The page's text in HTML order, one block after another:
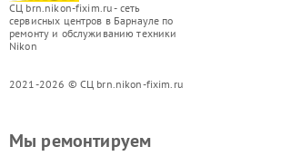
СЦ brn.nikon-fixim.ru - сеть
сервисных центров в Барнауле по
ремонту и обслуживанию техники
Nikon
2021-2026 © СЦ brn.nikon-fixim.ru
Мы ремонтируем